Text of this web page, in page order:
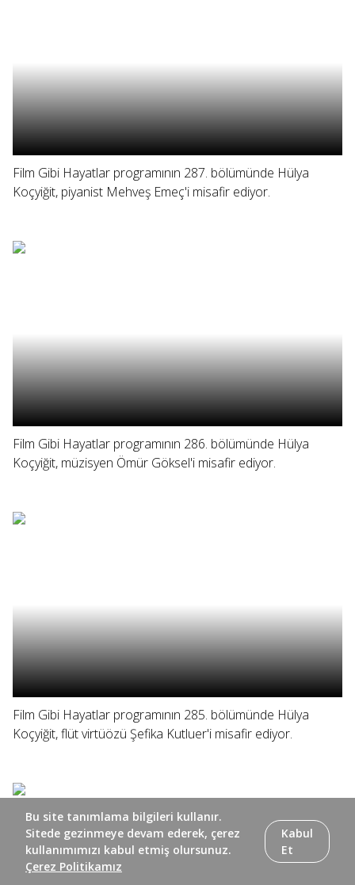
Film Gibi Hayatlar programının 287. bölümünde Hülya
Koçyiğit, piyanist Mehveş Emeç'i misafir ediyor.
Film Gibi Hayatlar programının 286. bölümünde Hülya
Koçyiğit, müzisyen Ömür Göksel'i misafir ediyor.
Film Gibi Hayatlar programının 285. bölümünde Hülya
Koçyiğit, flüt virtüözü Şefika Kutluer'i misafir ediyor.
Bu site tanımlama bilgileri kullanır.
Sitede gezinmeye devam ederek, çerez
kullanımımızı kabul etmiş olursunuz.
Çerez Politikamız
Kabul
Et